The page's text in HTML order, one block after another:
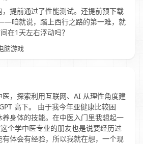
提前通过了性能测试。还提前预下载
咱就说，踏上西行之路的第一难，就
在1天左右浮动吗？
脑游戏
，探索利用互联网、AI 从理性角度建
高下。 由于我今年亚健康比较困
身体的技能。在中医入门里我想起一
个学中医专业的朋友也是说要经历过
体会有经验，所以我就在想，一个现